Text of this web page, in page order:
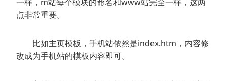
点非常重要。
比如主页模板，手机站依然是index.htm，内容修
改成为手机站的模板内容即可。